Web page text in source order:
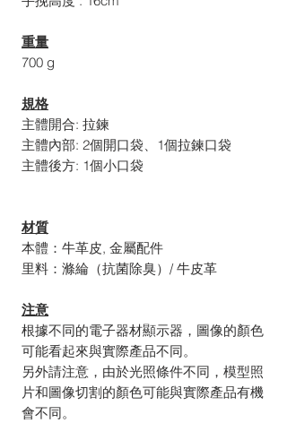
重量
700 g
規格
主體開合: 拉鍊
主體內部: 2個開口袋、1個拉鍊口袋
主體後方: 1個小口袋
材質
本體：牛革皮, 金屬配件
里料：滌綸（抗菌除臭）/ 牛皮革
注意
根據不同的電子器材顯示器，圖像的顏色
可能看起來與實際產品不同。
另外請注意，由於光照條件不同，模型照
片和圖像切割的顏色可能與實際產品有機
會不同。